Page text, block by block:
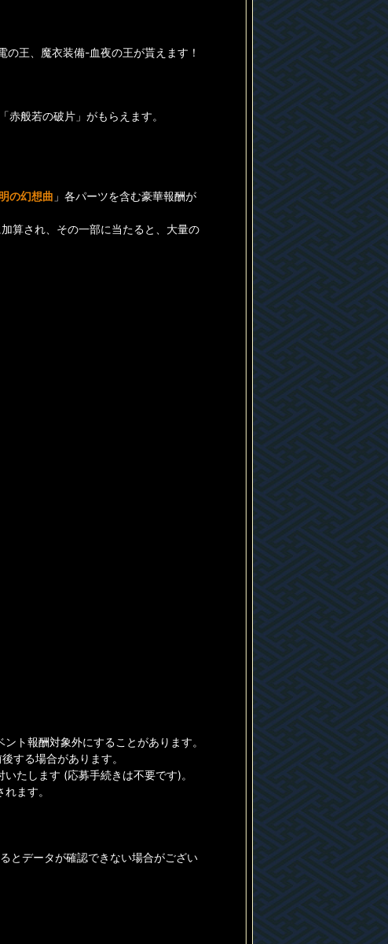
王、魔衣装備-血夜の王が貰えます！
般若の破片」がもらえます。
の幻想曲 」各パーツを含む豪華報酬が
算され、その一部に当たると、大量の
ト報酬対象外にすることがあります。
する場合があります。
たします (応募手続きは不要です)。
ます。
とデータが確認できない場合がござい